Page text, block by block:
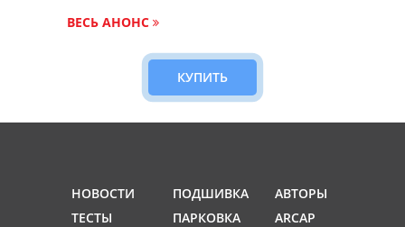
ВЕСЬ АНОНС
КУПИТЬ
НОВОСТИ
ТЕСТЫ
ПОДШИВКА
ПАРКОВКА
АВТОРЫ
ARCAP